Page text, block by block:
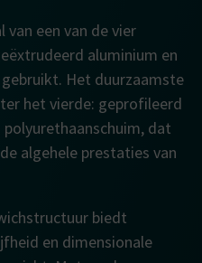
een van de vier
aluminium en
Het duurzaamste
het vierde: geprofileerd
dat
algehele prestaties van
biedt
en dimensionale